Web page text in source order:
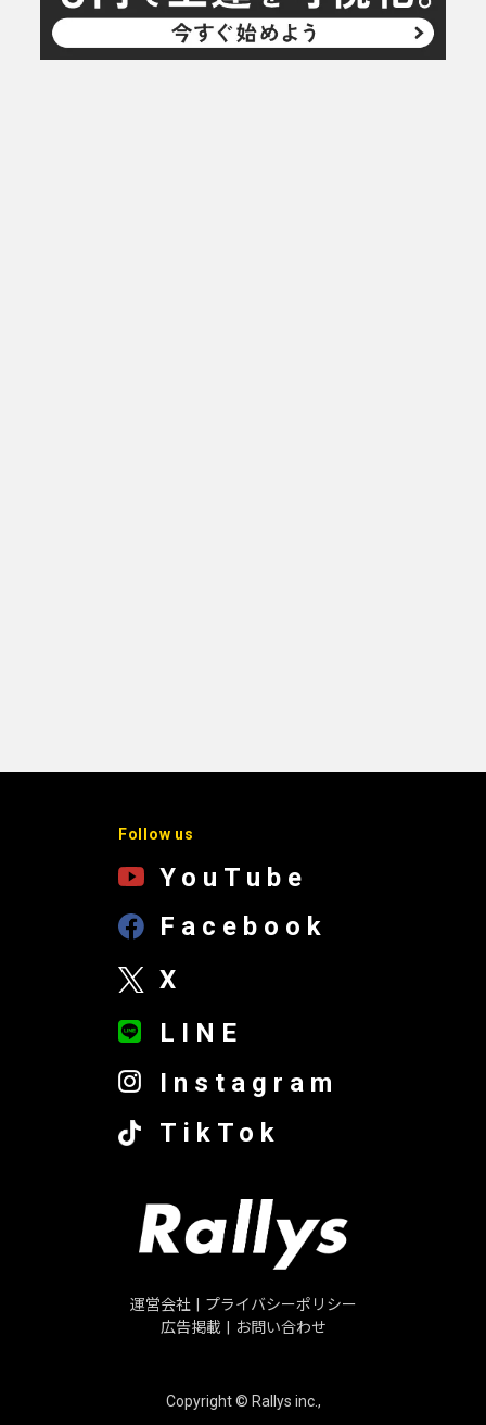
Follow us
YouTube
Facebook
X
LINE
Instagram
TikTok
運営会社
プライバシーポリシー
広告掲載
お問い合わせ
Copyright © Rallys inc.,